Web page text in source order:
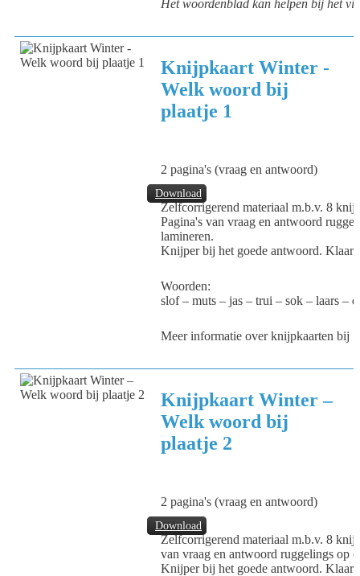
Het woordenblad kan helpen bij het
Download
Knijpkaart Winter -
Welk woord bij
plaatje 1
2 pagina's (vraag en antwoord)
Zelfcorrigerend materiaal m.b.v. 8
Pagina's van vraag en antwoord
lamineren.
Knijper bij het goede antwoord.
Woorden:
slof – muts – jas – trui – sok – laars –
Meer informatie over knijpkaarten bij
Download
Knijpkaart Winter –
Welk woord bij
plaatje 2
2 pagina's (vraag en antwoord)
Zelfcorrigerend materiaal m.b.v. 8
van vraag en antwoord ruggelings op
Knijper bij het goede antwoord.